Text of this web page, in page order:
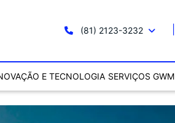
(81) 2123-3232
E TECNOLOGIA SERVIÇOS GWM